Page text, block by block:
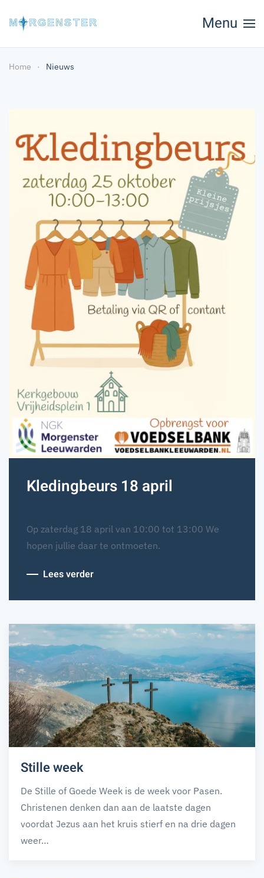
Menu
Home Nieuws
Kledingbeurs 18 april
Op zaterdag 18 april van 10:00 tot 13:00 We
hopen jullie daar te ontmoeten.
Lees verder
Stille week
De Stille of Goede Week is de week voor Pasen.
Christenen denken dan aan de laatste dagen
voordat Jezus aan het kruis stierf en na drie dagen
weer…